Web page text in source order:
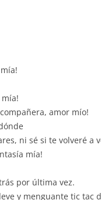
mía!
amor mío!
ni sé si te volveré a
mía!
por última vez.
y menguante tic tac